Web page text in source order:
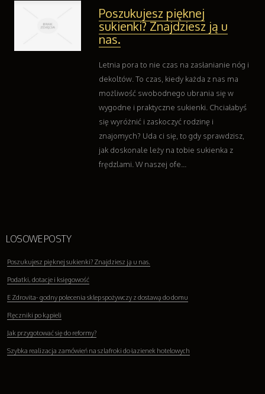
Poszukujesz pięknej
sukienki? Znajdziesz ją u
nas.
Letnia pora to nie czas na zasłanianie nóg i
dekoltów. To czas, kiedy każda z nas ma
możliwość swobodnego ubrania się w
wygodne i praktyczne sukienki. Chciałabyś
się wyróżnić i zaskoczyć rodzinę i
znajomych? Uda ci się, to gdy sprawdzisz,
jak doskonale leży na tobie sukienka z
frędzlami. W naszej ofe...
LOSOWE POSTY
Poszukujesz pięknej sukienki? Znajdziesz ją u nas.
Podatki, dotacje i księgowość
E Zdrovita- godny polecenia sklep spożywczy z dostawą do domu
Ręczniki po kąpieli
Jak przygotować się do reformy?
Szybka realizacja zamówień na szlafroki do łazienek hotelowych